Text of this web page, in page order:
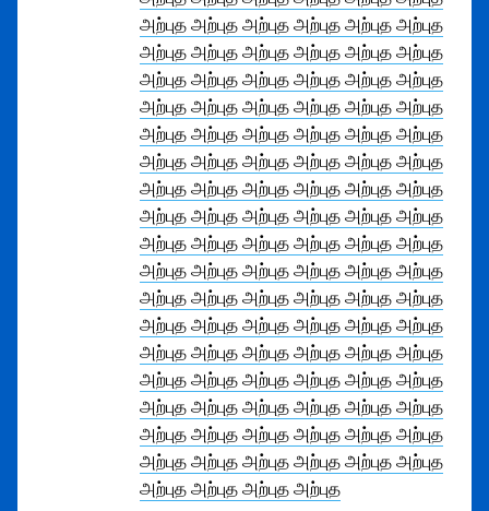
அற்புத அற்புத அற்புத அற்புத அற்புத அற்புத
அற்புத அற்புத அற்புத அற்புத அற்புத அற்புத
அற்புத அற்புத அற்புத அற்புத அற்புத அற்புத
அற்புத அற்புத அற்புத அற்புத அற்புத அற்புத
அற்புத அற்புத அற்புத அற்புத அற்புத அற்புத
அற்புத அற்புத அற்புத அற்புத அற்புத அற்புத
அற்புத அற்புத அற்புத அற்புத அற்புத அற்புத
அற்புத அற்புத அற்புத அற்புத அற்புத அற்புத
அற்புத அற்புத அற்புத அற்புத அற்புத அற்புத
அற்புத அற்புத அற்புத அற்புத அற்புத அற்புத
அற்புத அற்புத அற்புத அற்புத அற்புத அற்புத
அற்புத அற்புத அற்புத அற்புத அற்புத அற்புத
அற்புத அற்புத அற்புத அற்புத அற்புத அற்புத
அற்புத அற்புத அற்புத அற்புத அற்புத அற்புத
அற்புத அற்புத அற்புத அற்புத அற்புத அற்புத
அற்புத அற்புத அற்புத அற்புத அற்புத அற்புத
அற்புத அற்புத அற்புத அற்புத அற்புத அற்புத
அற்புத அற்புத அற்புத அற்புத